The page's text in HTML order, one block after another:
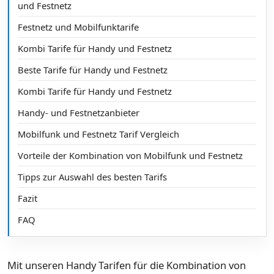
und Festnetz
Festnetz und Mobilfunktarife
Kombi Tarife für Handy und Festnetz
Beste Tarife für Handy und Festnetz
Kombi Tarife für Handy und Festnetz
Handy- und Festnetzanbieter
Mobilfunk und Festnetz Tarif Vergleich
Vorteile der Kombination von Mobilfunk und Festnetz
Tipps zur Auswahl des besten Tarifs
Fazit
FAQ
Mit unseren Handy Tarifen für die Kombination von